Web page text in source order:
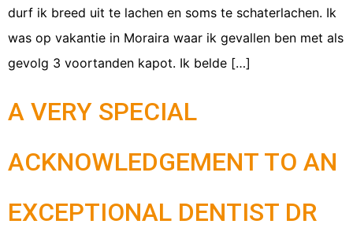
durf ik breed uit te lachen en soms te schaterlachen. Ik
was op vakantie in Moraira waar ik gevallen ben met als
gevolg 3 voortanden kapot. Ik belde […]
A VERY SPECIAL
ACKNOWLEDGEMENT TO AN
EXCEPTIONAL DENTIST DR